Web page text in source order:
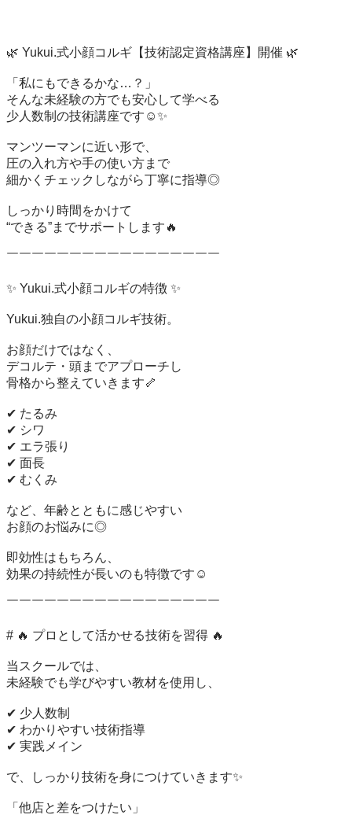
🌿 Yukui.式小顔コルギ【技術認定資格講座】開催 🌿
「私にもできるかな…？」
そんな未経験の方でも安心して学べる
少人数制の技術講座です☺️✨
マンツーマンに近い形で、
圧の入れ方や手の使い方まで
細かくチェックしながら丁寧に指導◎
しっかり時間をかけて
“できる”までサポートします🔥
￣￣￣￣￣￣￣￣￣￣￣￣￣￣￣￣￣
✨ Yukui.式小顔コルギの特徴 ✨
Yukui.独自の小顔コルギ技術。
お顔だけではなく、
デコルテ・頭までアプローチし
骨格から整えていきます🦴
✔ たるみ
✔ シワ
✔ エラ張り
✔ 面長
✔ むくみ
など、年齢とともに感じやすい
お顔のお悩みに◎
即効性はもちろん、
効果の持続性が長いのも特徴です☺️
￣￣￣￣￣￣￣￣￣￣￣￣￣￣￣￣￣
# 🔥 プロとして活かせる技術を習得 🔥
当スクールでは、
未経験でも学びやすい教材を使用し、
✔ 少人数制
✔ わかりやすい技術指導
✔ 実践メイン
で、しっかり技術を身につけていきます✨
「他店と差をつけたい」